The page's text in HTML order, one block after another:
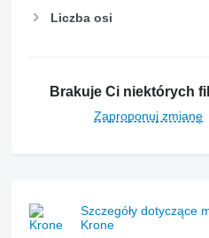
Liczba osi
Brakuje Ci niektórych
Zaproponuj zmianę
Szczegóły dotyczące
Krone